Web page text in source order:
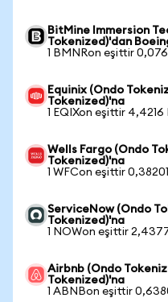
BitMine Immersion
Tokenized)'dan
1 BMNRon eşittir
Equinix (Ondo
Tokenized)'na
1 EQIXon eşittir 4,4216
Wells Fargo (Ondo
Tokenized)'na
1 WFCon eşittir
ServiceNow (Ondo
Tokenized)'na
1 NOWon eşittir
Airbnb (Ondo
Tokenized)'na
1 ABNBon eşittir